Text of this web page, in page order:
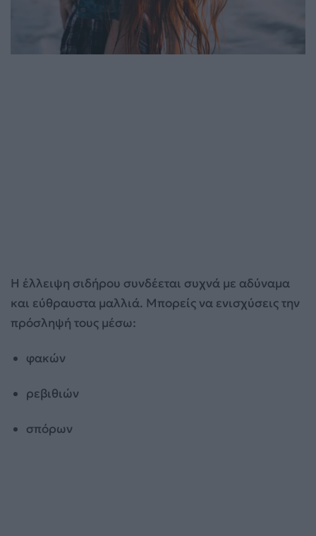
Η έλλειψη σιδήρου συνδέεται συχνά με αδύναμα
και εύθραυστα μαλλιά. Μπορείς να ενισχύσεις την
πρόσληψή τους μέσω:
φακών
ρεβιθιών
σπόρων